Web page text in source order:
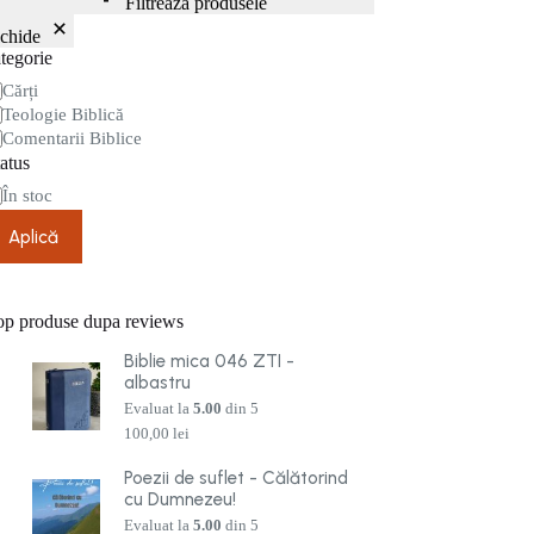
Cărți
Teologie Biblică
Comentarii Biblice
În stoc
Aplică
produse dupa reviews
Biblie mica 046 ZTI -
albastru
Evaluat la5.00 din 5
100,00lei
Poezii de suflet - Călătorind
cu Dumnezeu!
Evaluat la5.00 din 5